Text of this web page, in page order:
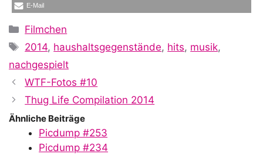
y
i
E-Mail
Kategorien
Filmchen
Schlagwörter
2014, haushaltsgegenstände, hits, musik,
nachgespielt
WTF-Fotos #10
Thug Life Compilation 2014
Ähnliche Beiträge
Picdump #253
Picdump #234